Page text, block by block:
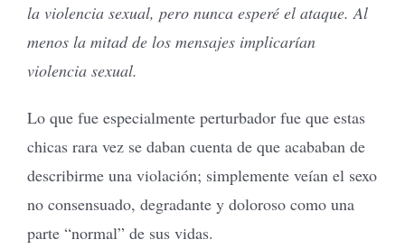
la violencia sexual, pero nunca esperé el ataque. Al
menos la mitad de los mensajes implicarían
violencia sexual.
Lo que fue especialmente perturbador fue que estas
chicas rara vez se daban cuenta de que acababan de
describirme una violación; simplemente veían el sexo
no consensuado, degradante y doloroso como una
parte “normal” de sus vidas.